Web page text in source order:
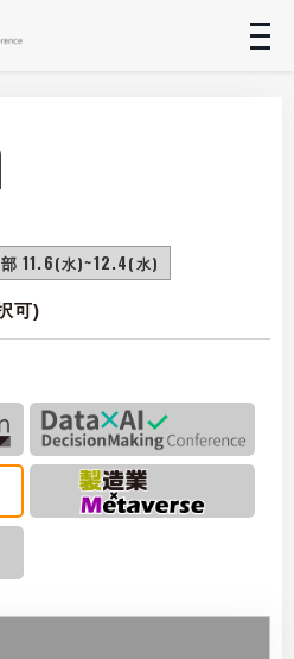
11.6(水)~12.4(水)
可)